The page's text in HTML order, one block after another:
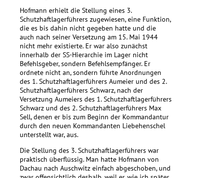
Hofmann erhielt die Stellung eines 3.
Schutzhaftlagerführers zugewiesen, eine Funktion,
die es bis dahin nicht gegeben hatte und die
auch nach seiner Versetzung am 15. Mai 1944
nicht mehr existierte. Er war also zunächst
innerhalb der SS-Hierarchie im Lager nicht
Befehlsgeber, sondern Befehlsempfänger. Er
ordnete nicht an, sondern führte Anordnungen
des 1. Schutzhaftlagerführers Aumeier und des 2.
Schutzhaftlagerführers Schwarz, nach der
Versetzung Aumeiers des 1. Schutzhaftlagerführers
Schwarz und des 2. Schutzhaftlagerführers Max
Sell, denen er bis zum Beginn der Kommandantur
durch den neuen Kommandanten Liebehenschel
unterstellt war, aus.
Die Stellung des 3. Schutzhaftlagerführers war
praktisch überflüssig. Man hatte Hofmann von
Dachau nach Auschwitz einfach abgeschoben, und